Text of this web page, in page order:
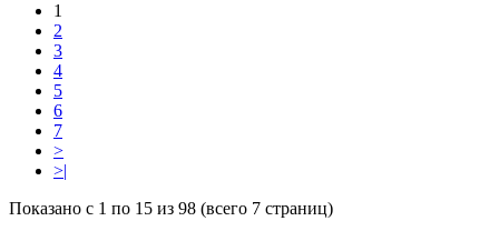
1
2
3
4
5
6
7
>
>|
Показано с 1 по 15 из 98 (всего 7 страниц)